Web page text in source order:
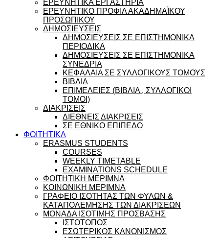
ΕΡΕΥΝΗΤΙΚΑ ΕΡΓΑΣΤΗΡΙΑ
ΕΡΕΥΝΗΤΙΚΟ ΠΡΟΦΙΛ ΑΚΑΔΗΜΑΪΚΟΥ
ΠΡΟΣΩΠΙΚΟΥ
ΔΗΜΟΣΙΕΥΣΕΙΣ
ΔΗΜΟΣΙΕΥΣΕΙΣ ΣΕ ΕΠΙΣΤΗΜΟΝΙΚΑ
ΠΕΡΙΟΔΙΚΑ
ΔΗΜΟΣΙΕΥΣΕΙΣ ΣΕ ΕΠΙΣΤΗΜΟΝΙΚΑ
ΣΥΝΕΔΡΙΑ
ΚΕΦΑΛΑΙΑ ΣΕ ΣΥΛΛΟΓΙΚΟΥΣ ΤΟΜΟΥΣ
ΒΙΒΛΙΑ
ΕΠΙΜΕΛΕΙΕΣ (ΒΙΒΛΙΑ , ΣΥΛΛΟΓΙΚΟΙ
ΤΟΜΟΙ)
ΔΙΑΚΡΙΣΕΙΣ
ΔΙΕΘΝΕΙΣ ΔΙΑΚΡΙΣΕΙΣ
ΣΕ ΕΘΝΙΚΟ ΕΠΙΠΕΔΟ
ΦΟΙΤΗΤΙΚΑ
ERASMUS STUDENTS
COURSES
WEEKLY TIMETABLE
EXAMINATIONS SCHEDULE
ΦΟΙΤΗΤΙΚΗ ΜΕΡΙΜΝΑ
ΚΟΙΝΩΝΙΚΗ ΜΕΡΙΜΝΑ
ΓΡΑΦΕΙΟ ΙΣΟΤΗΤΑΣ ΤΩΝ ΦΥΛΩΝ &
ΚΑΤΑΠΟΛΕΜΗΣΗΣ ΤΩΝ ΔΙΑΚΡΙΣΕΩΝ
ΜΟΝΑΔΑ ΙΣΟΤΙΜΗΣ ΠΡΟΣΒΑΣΗΣ
ΙΣΤΟΤΟΠΟΣ
ΕΣΩΤΕΡΙΚΟΣ ΚΑΝΟΝΙΣΜΟΣ